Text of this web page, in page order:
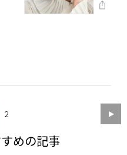
2
めの記事